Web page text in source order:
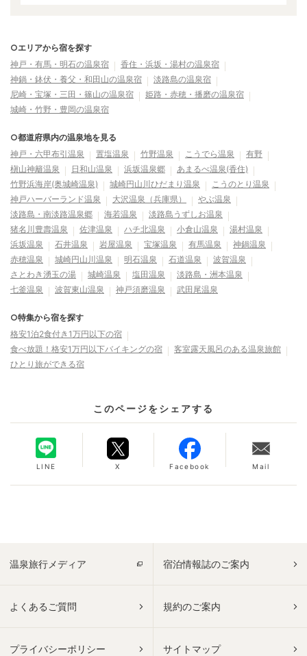
○エリアから宿を探す
神戸・有馬・明石の温泉宿
香住・浜坂・湯村の温泉宿
神鍋・鉢伏・養父・和田山の温泉宿
淡路島の温泉宿
尼崎・宝塚・三田・篠山の温泉宿
姫路・赤穂・播磨の温泉宿
城崎・竹野・豊岡の温泉宿
○都道府県内の温泉地を見る
神戸・六甲布引温泉
置塩温泉 竹野温泉 こうでら温泉
有野
槇山神籬温泉
日和山温泉 浜坂温泉郷
あまるべ温泉(香住)
竹野浜海岸(奥城崎温泉)
城崎円山川ひだまり温泉
こうのとり温泉
神戸ハーバーランド温泉
大沢温泉（兵庫県）
やぶ温泉
淡路島・南淡路温泉郷
海若温泉
淡路島うずしお温泉
猪名川豊壽温泉
佐津温泉 ハチ北温泉 小倉山温泉
湯村温泉
浜坂温泉
石井温泉 岩屋温泉 宝塚温泉 有馬温泉
神鍋温泉
赤穂温泉
城崎円山川温泉 明石温泉 石道温泉
波賀温泉
さとわき湧玉の湯
城崎温泉 塩田温泉
淡路島・洲本温泉
七釜温泉
波賀東山温泉 神戸須磨温泉 武田尾温泉
○特集から宿を探す
格安1泊2食付き1万円以下の宿
食べ放題！格安1万円以下バイキングの宿
客室露天風呂のある温泉旅館
ひとり旅ができる宿
このページをシェアする
LINE X Facebook Mail
温泉旅行メディア 宿泊情報誌のご案内
よくあるご質問 規約のご案内
プライバシーポリシー サイトマップ